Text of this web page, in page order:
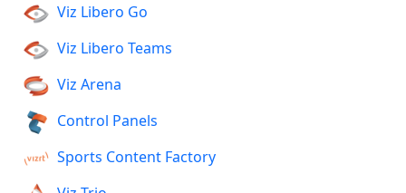
Viz Libero Go
Viz Libero Teams
Viz Arena
Control Panels
Sports Content Factory